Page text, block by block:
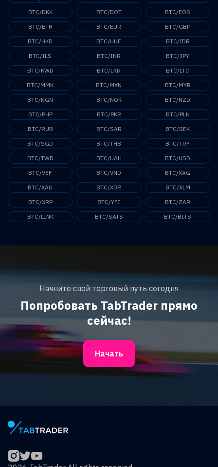
BTC/DKK
BTC/DOT
BTC/EOS
BTC/ETH
BTC/EUR
BTC/GBP
BTC/HKD
BTC/HUF
BTC/IDR
BTC/ILS
BTC/INR
BTC/JPY
BTC/KWD
BTC/LKR
BTC/LTC
BTC/MMK
BTC/MXN
BTC/MYR
BTC/NGN
BTC/NOK
BTC/NZD
BTC/PHP
BTC/PKR
BTC/PLN
BTC/RUB
BTC/SAR
BTC/SEK
BTC/SGD
BTC/THB
BTC/TRY
BTC/TWD
BTC/UAH
BTC/USD
BTC/VEF
BTC/VND
BTC/XAG
BTC/XAU
BTC/XDR
BTC/XLM
BTC/XRP
BTC/YFI
BTC/ZAR
BTC/LINK
BTC/SATS BTC/BITS
Начните свой торговый путь сегодня
Попробовать TabTrader прямо
сейчас!
Начать